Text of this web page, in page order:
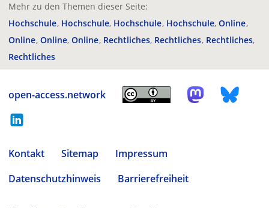
Mehr zu den Themen dieser Seite:
Hochschule Hochschule Hochschule Hochschule Online
Online Online Online Rechtliches Rechtliches Rechtliches
Rechtliches
open-access.network
Kontakt Sitemap
Impressum
Datenschutzhinweis
Barrierefreiheit